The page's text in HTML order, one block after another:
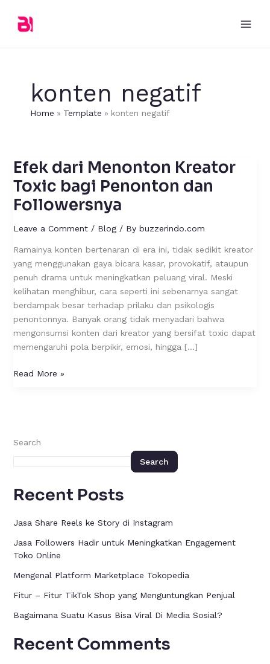
content
konten negatif
Home Template konten negatif
Efek dari Menonton Kreator
Toxic bagi Penonton dan
Followersnya
Leave a Comment / Blog/ By buzzerindo.com
Ramainya konten bertenaran di era ini, tidak sedikit kreator
yang menggunakan gaya bicara kasar, provokatif, ataupun
penuh drama untuk meningkatkan peluang viral. Meski
kelihatan menghibur, cara seperti ini sebenarnya sangat
berdampak besar terhadap prilaku dan psikologis
penontonnya. Banyak orang tidak menyadari bahwa
mengonsumsi konten dari kreator yang bersifat toxic dapat
memengaruhi pola berpikir, emosi, hingga […]
Efek
dari
Menonton
Kreator
bagi
Penonton
dan
Followersnya
Read More »
Search
Search
Recent Posts
Jasa Share Reels ke Story di Instagram
Jasa Followers Hadir untuk Meningkatkan Engagement
Toko Online
Mengenal Platform Marketplace Tokopedia
Fitur – Fitur TikTok Shop yang Menguntungkan Penjual
Bagaimana Suatu Kasus Bisa Viral Di Media Sosial?
Recent Comments